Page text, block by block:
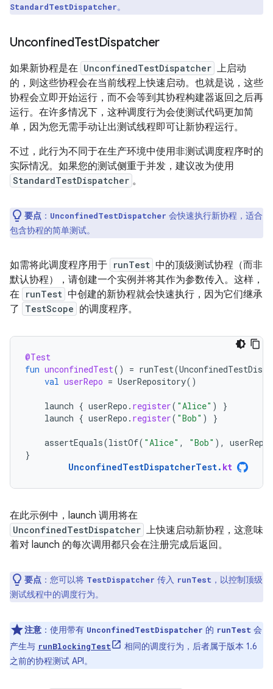
StandardTestDispatcher。
UnconfinedTestDispatcher
如果新协程是在 UnconfinedTestDispatcher 上启动
的，则这些协程会在当前线程上快速启动。也就是说，这些
协程会立即开始运行，而不会等到其协程构建器返回之后再
运行。在许多情况下，这种调度行为会使测试代码更加简
单，因为您无需手动让出测试线程即可让新协程运行。
不过，此行为不同于在生产环境中使用非测试调度程序时的
实际情况。如果您的测试侧重于并发，建议改为使用
StandardTestDispatcher 。
要点 ： UnconfinedTestDispatcher 会快速执行新协程，适合
包含协程的简单测试。
如需将此调度程序用于 runTest 中的顶级测试协程（而非
默认协程），请创建一个实例并将其作为参数传入。这样，
在 runTest 中创建的新协程就会快速执行，因为它们继承
了
TestScope 的调度程序。
@Test
fun unconfinedTest() = runTest(
val userRepo = UserRepository()
launch { userRepo . register( "Alice" )
}
launch { userRepo . register( "Bob" ) }
assertEquals(listOf( "Alice" , "Bob" ), userRepo
}
UnconfinedTestDispatcherTest. kt
在此示例中，launch 调用将在
UnconfinedTestDispatcher 上快速启动新协程，这意味
着对 launch 的每次调用都只会在注册完成后返回。
要点 ：您可以将 TestDispatcher 传入 runTest ，以控制顶级
测试线程中的调度行为。
注意 ：使用带有 UnconfinedTestDispatcher 的 runTest 会
产生与 runBlockingTest
相同的调度行为，后者属于版本 1.6
之前的协程测试 API。